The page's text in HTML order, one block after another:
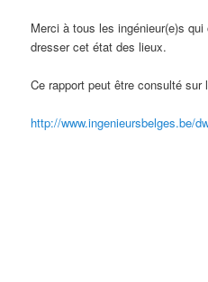
Merci à tous les ingénieur(e)s
dresser cet état des lieux.
Ce rapport peut être consulté sur
http://www.ingenieursbelges.be/